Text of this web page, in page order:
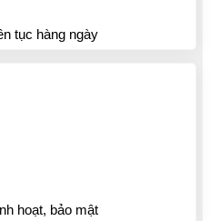
tục hàng ngày
hoạt, bảo mật